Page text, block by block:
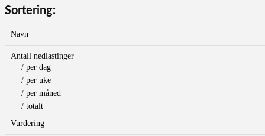
Sortering:
Navn
Antall nedlastinger
/ per dag
/ per uke
/ per måned
/ totalt
Vurdering